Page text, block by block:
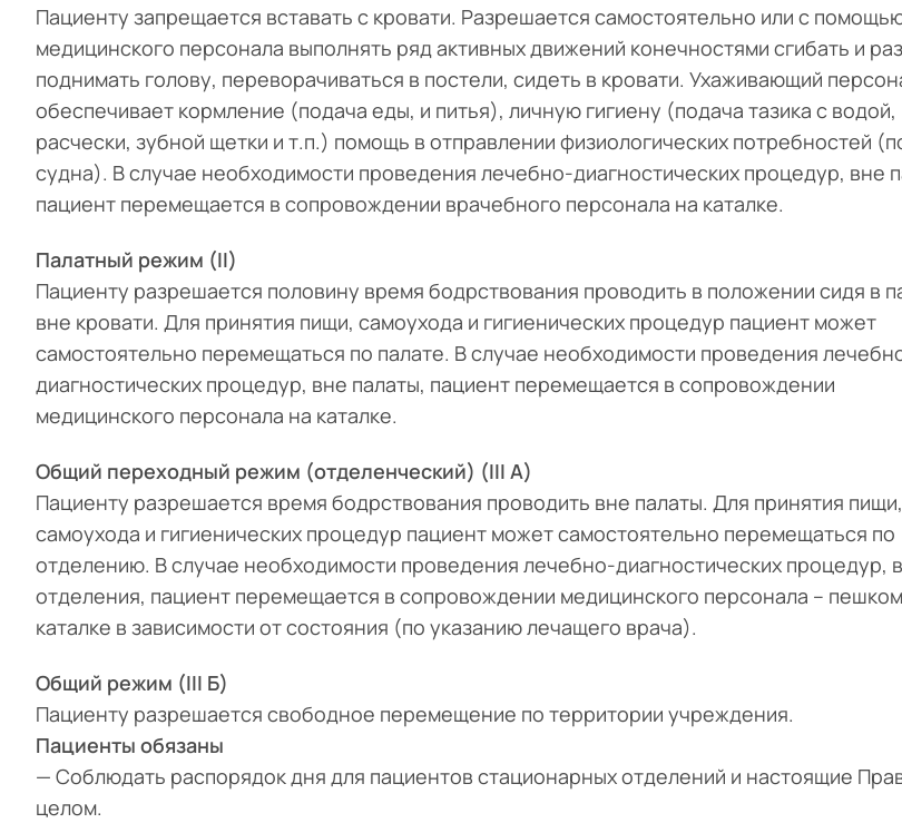
Пациенту запрещается вставать с кровати. Разрешается самостоятельно или с
медицинского персонала выполнять ряд активных движений конечностями сгибать и
поднимать голову, переворачиваться в постели, сидеть в кровати. Ухаживающий
обеспечивает кормление (подача еды, и питья), личную гигиену (подача тазика с водой,
расчески, зубной щетки и т.п.) помощь в отправлении физиологических потребностей
судна). В случае необходимости проведения лечебно-диагностических процедур, вне
пациент перемещается в сопровождении врачебного персонала на каталке.
Палатный режим (II)
Пациенту разрешается половину время бодрствования проводить в положении сидя в
вне кровати. Для принятия пищи, самоухода и гигиенических процедур пациент может
самостоятельно перемещаться по палате. В случае необходимости проведения
диагностических процедур, вне палаты, пациент перемещается в сопровождении
медицинского персонала на каталке.
Общий переходный режим (отделенческий) (III А)
Пациенту разрешается время бодрствования проводить вне палаты. Для принятия пищи,
самоухода и гигиенических процедур пациент может самостоятельно перемещаться по
отделению. В случае необходимости проведения лечебно-диагностических процедур,
отделения, пациент перемещается в сопровождении медицинского персонала –
каталке в зависимости от состояния (по указанию лечащего врача).
Общий режим (III Б)
Пациенту разрешается свободное перемещение по территории учреждения.
Пациенты обязаны
— Соблюдать распорядок дня для пациентов стационарных отделений и настоящие
целом.